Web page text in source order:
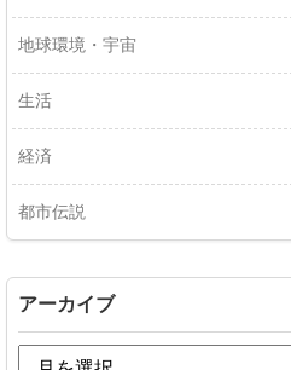
地球環境・宇宙
生活
経済
都市伝説
アーカイブ